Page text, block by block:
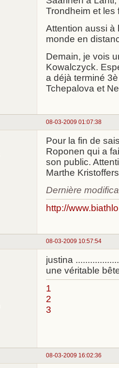
Trondheim et les
Attention aussi à
monde en
Demain, je vois
Kowalczyck.
a déjà terminé
Tchepalova et
08-03-2009 01:07:38
Pour la fin de
Roponen qui a
son public.
Marthe
Dernière
http://
08-03-2009 10:57:54
justina
une véritable
1
2
3
08-03-2009 16:02:36